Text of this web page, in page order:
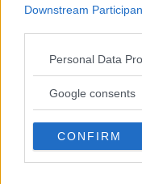
Downstream
Please note that this
not limited to your
use your data for
consent section.
Personal Data
Google consents
CONFIRM
Det här är en
att fortsätta